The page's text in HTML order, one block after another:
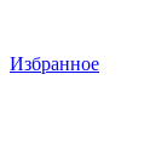
Избранное